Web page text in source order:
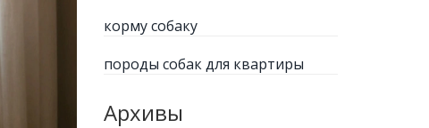
корму собаку
породы собак для квартиры
Архивы